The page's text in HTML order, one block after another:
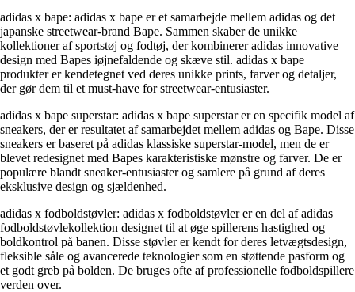
adidas x bape: adidas x bape er et samarbejde mellem adidas og det
japanske streetwear-brand Bape. Sammen skaber de unikke
kollektioner af sportstøj og fodtøj, der kombinerer adidas innovative
design med Bapes iøjnefaldende og skæve stil. adidas x bape
produkter er kendetegnet ved deres unikke prints, farver og detaljer,
der gør dem til et must-have for streetwear-entusiaster.
adidas x bape superstar: adidas x bape superstar er en specifik model af
sneakers, der er resultatet af samarbejdet mellem adidas og Bape. Disse
sneakers er baseret på adidas klassiske superstar-model, men de er
blevet redesignet med Bapes karakteristiske mønstre og farver. De er
populære blandt sneaker-entusiaster og samlere på grund af deres
eksklusive design og sjældenhed.
adidas x fodboldstøvler: adidas x fodboldstøvler er en del af adidas
fodboldstøvlekollektion designet til at øge spillerens hastighed og
boldkontrol på banen. Disse støvler er kendt for deres letvægtsdesign,
fleksible såle og avancerede teknologier som en støttende pasform og
et godt greb på bolden. De bruges ofte af professionelle fodboldspillere
verden over.